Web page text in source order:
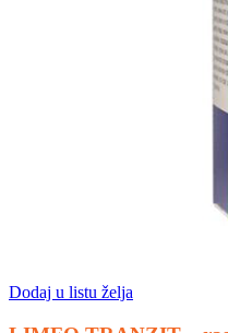
Dodaj u listu želja